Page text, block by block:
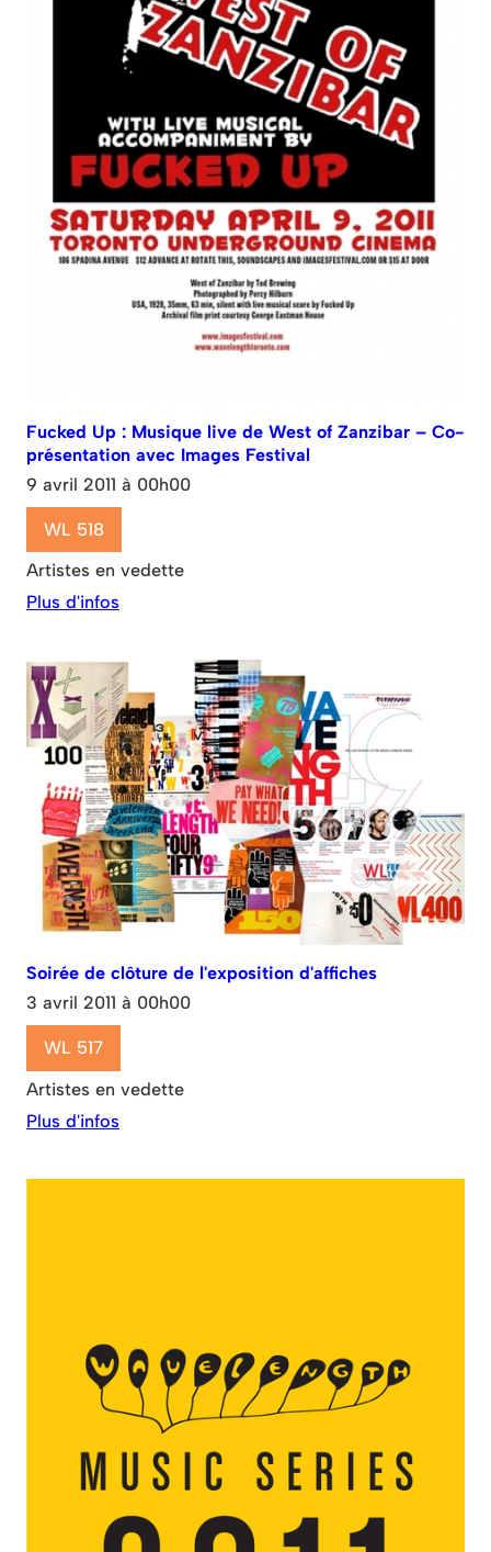
Fucked Up : Musique live de West of Zanzibar – Co-
présentation avec Images Festival
9 avril 2011 à 00h00
WL 518
Artistes en vedette
Plus d'infos
Soirée de clôture de l'exposition d'affiches
3 avril 2011 à 00h00
WL 517
Artistes en vedette
Plus d'infos